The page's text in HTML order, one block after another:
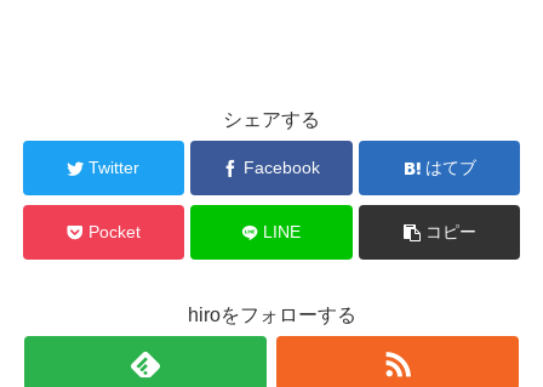
シェアする
Twitter Facebook はてブ
Pocket LINE コピー
hiroをフォローする